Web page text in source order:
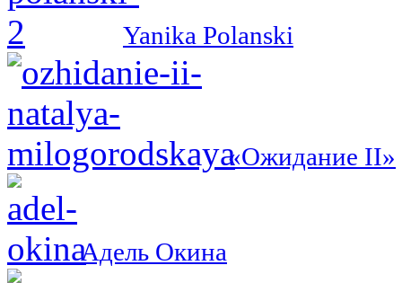
Yanika Polanski
«Ожидание II»
Адель Окина